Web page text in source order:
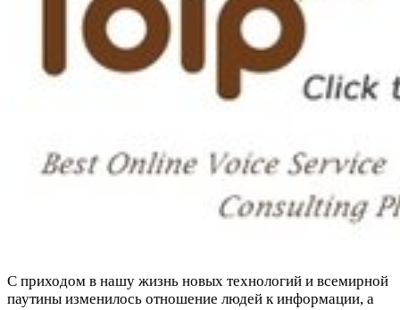
С приходом в нашу жизнь новых технологий и всемирной
паутины изменилось отношение людей к информации, а